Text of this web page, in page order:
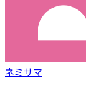
ネミサマ